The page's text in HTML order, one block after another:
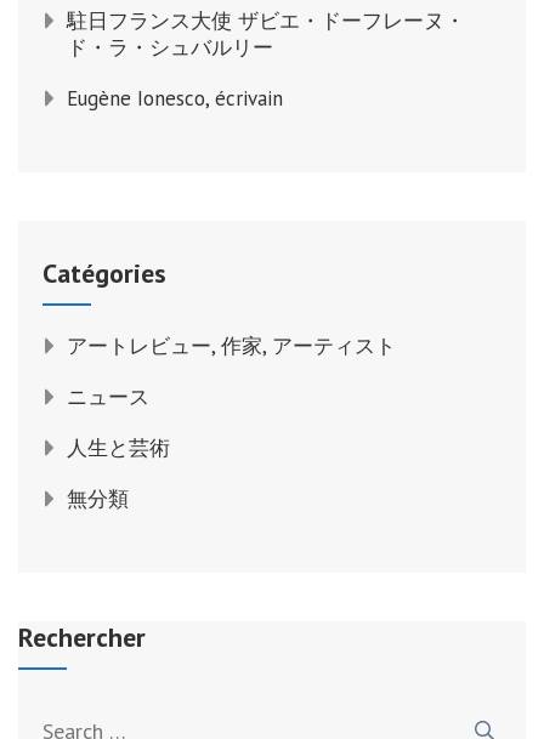
駐日フランス大使 ザビエ・ドーフレーヌ・
ド・ラ・シュバルリー
Eugène Ionesco, écrivain
Catégories
アートレビュー, 作家, アーティスト
ニュース
人生と芸術
無分類
Rechercher